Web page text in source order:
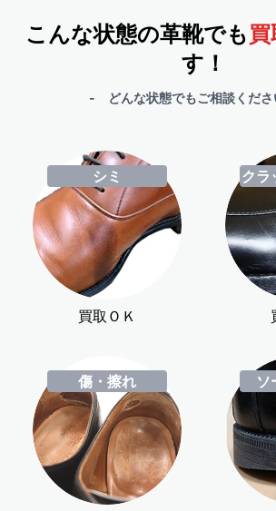
こんな状態の革靴でも買
す！
- どんな状態でもご相談くだ
シミ
買取ＯＫ
クラ
傷・擦れ ソ